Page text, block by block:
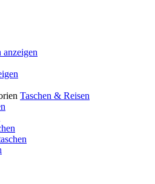
Taschen & Reisen